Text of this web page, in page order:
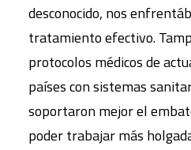
desconocido, nos
tratamiento efectivo.
protocolos médicos de
países con sistemas
soportaron mejor el
poder trabajar más